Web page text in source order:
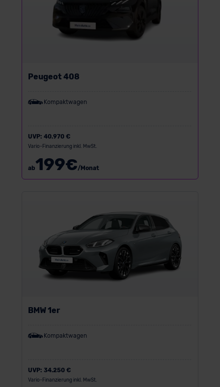
der EU erfolgt, erfolgt dies ausschließlich auf der
Grundlage eines Angemessenheitsbeschlusses der EU-
Kommission (Art. 45 Abs. 1 DSGVO), von
Datenschutzklauseln können Sie über den Kontakt zu
datenschutz@meinauto.de anfordern.
Peugeot 408
Kompaktwagen
UVP: 40.970 €
Vario-Finanzierung inkl. MwSt.
ab199€/Monat
BMW 1er
Kompaktwagen
UVP: 34.250 €
Vario-Finanzierung inkl. MwSt.